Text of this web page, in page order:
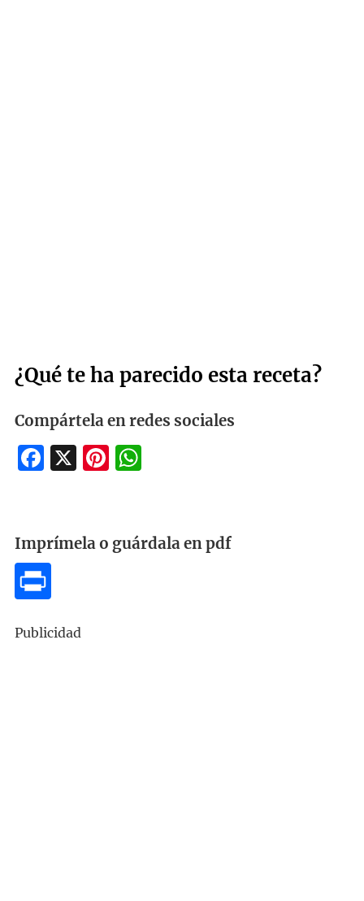
¿Qué te ha parecido esta receta?
Compártela en redes sociales
Facebook
X Pinterest
WhatsApp
Imprímela o guárdala en pdf
Publicidad